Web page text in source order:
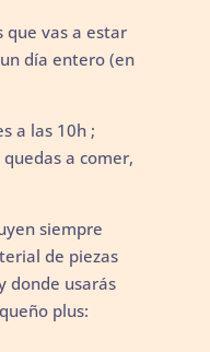
que vas a estar
día entero (en
a las 10h ;
a comer,
siempre
de piezas
donde usarás
plus: